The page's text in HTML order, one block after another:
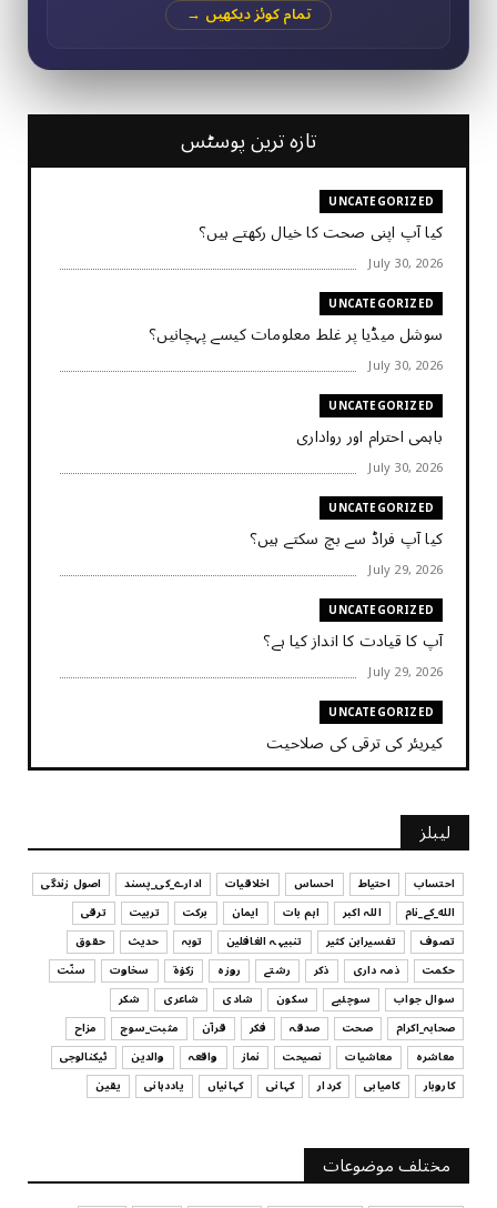
تمام کوئز دیکھیں →
تازہ ترین پوسٹس
UNCATEGORIZED
کیا آپ اپنی صحت کا خیال رکھتے ہیں؟
July 30, 2026
UNCATEGORIZED
سوشل میڈیا پر غلط معلومات کیسے پہچانیں؟
July 30, 2026
UNCATEGORIZED
باہمی احترام اور رواداری
July 30, 2026
UNCATEGORIZED
کیا آپ فراڈ سے بچ سکتے ہیں؟
July 29, 2026
UNCATEGORIZED
آپ کا قیادت کا انداز کیا ہے؟
July 29, 2026
UNCATEGORIZED
کیریئر کی ترقی کی صلاحیت
July 29, 2026
UNCATEGORIZED
کیا آپ اپنے باس کو مؤثر طریقے سے منظم کر رہے ہیں
July 29, 2026
UNCATEGORIZED
اس وقت آپ کا موڈ کیسا ہے؟
July 29, 2026
UNCATEGORIZED
قرض لینے اور دینے میں ہوشیاری
July 29, 2026
آپ کا فیصلہ کرنے کا انداز
July 29, 2026
لیبلز
احتساب احتیاط احساس اخلاقیات ادارے_کی_پسند
اصول زندگی
الله_کے_نام
اللہ اکبر اہم بات ایمان برکت تربیت
ترقی
تصوف
تفسیرابن کثیر تنبیہہ الغافلین توبہ حدیث
حقوق
حکمت
ذمہ داری ذکر رشتے روزہ زکوٰۃ سخاوت
سنّت
سوال جواب
سوچئیے سکون شادی شاعری
شکر
صحابہ_اکرام
صحت صدقہ فکر قرآن مثبت_سوچ
مزاح
معاشرہ
معاشیات نصیحت نماز واقعہ والدین
ٹیکنالوجی
کاروبار
کامیابی کردار کہانی کہانیاں یاددہانی یقین
مختلف موضوعات